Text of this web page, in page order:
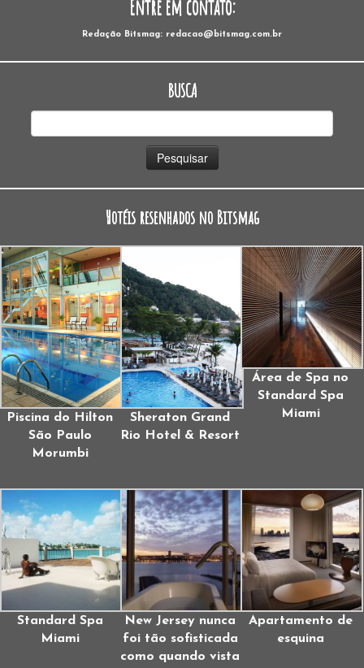
Entre em contato:
Redação Bitsmag: redacao@bitsmag.com.br
BUSCA
Hotéis resenhados no Bitsmag
Piscina do Hilton
São Paulo
Morumbi
Sheraton Grand
Rio Hotel & Resort
Área de Spa no
Standard Spa
Miami
Standard Spa
Miami
New Jersey nunca
foi tão sofisticada
como quando vista
Apartamento de
esquina